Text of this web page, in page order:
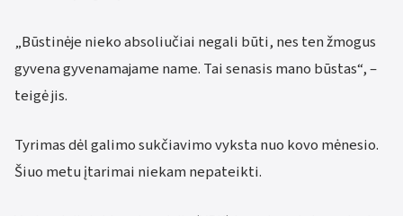
„Būstinėje nieko absoliučiai negali būti, nes ten žmogus
gyvena gyvenamajame name. Tai senasis mano būstas“, –
teigė jis.
Tyrimas dėl galimo sukčiavimo vyksta nuo kovo mėnesio.
Šiuo metu įtarimai niekam nepateikti.